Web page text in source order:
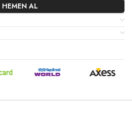
HEMEN AL